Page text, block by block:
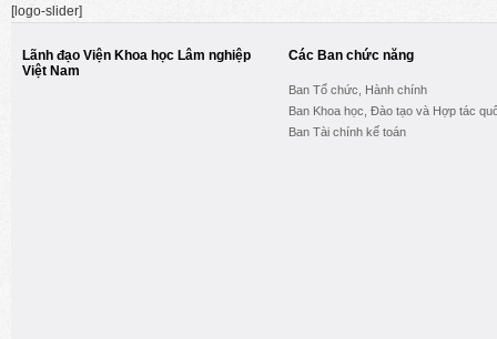
[logo-slider]
Lãnh đạo Viện Khoa học Lâm nghiệp
Việt Nam
Các Ban chức năng
Ban Tổ chức, Hành chính
Ban Khoa học, Đào tạo và Hợp tác
Ban Tài chính kế toán